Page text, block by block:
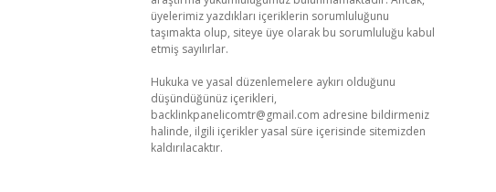
üyelerimiz yazdıkları içeriklerin sorumluluğunu
taşımakta olup, siteye üye olarak bu sorumluluğu kabul
etmiş sayılırlar.
Hukuka ve yasal düzenlemelere aykırı olduğunu
düşündüğünüz içerikleri,
backlinkpanelicomtr@gmail.com adresine bildirmeniz
halinde, ilgili içerikler yasal süre içerisinde sitemizden
kaldırılacaktır.